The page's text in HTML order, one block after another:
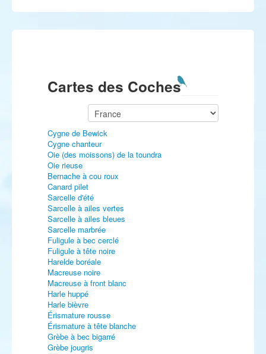
Cartes des Coches
Cygne de Bewick
Cygne chanteur
Oie (des moissons) de la toundra
Oie rieuse
Bernache à cou roux
Canard pilet
Sarcelle d'été
Sarcelle à ailes vertes
Sarcelle à ailes bleues
Sarcelle marbrée
Fuligule à bec cerclé
Fuligule à tête noire
Harelde boréale
Macreuse noire
Macreuse à front blanc
Harle huppé
Harle bièvre
Érismature rousse
Érismature à tête blanche
Grèbe à bec bigarré
Grèbe jougris